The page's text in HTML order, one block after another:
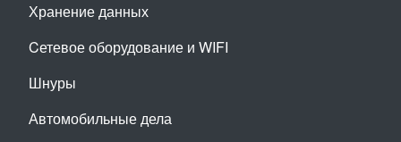
Хранение данных
Cетевое оборудование и WIFI
Шнуры
Автомобильные дела